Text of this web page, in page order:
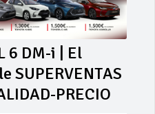
6 DM-i | El
SUPERVENTAS
PRECIO